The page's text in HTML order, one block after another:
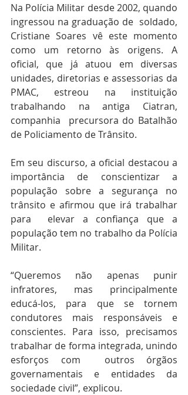
Na Polícia Militar desde 2002, quando
ingressou na graduação de  soldado,
Cristiane Soares vê este momento
como um retorno às origens. A
oficial, que já atuou em diversas
unidades, diretorias e assessorias da
PMAC, estreou na instituição
trabalhando na antiga Ciatran,
companhia  precursora do Batalhão
de Policiamento de Trânsito.
Em seu discurso, a oficial destacou a
importância de conscientizar a
população sobre a segurança no
trânsito e afirmou que irá trabalhar
para  elevar a confiança que a
população tem no trabalho da Polícia
Militar.
“Queremos não apenas punir
infratores, mas principalmente
educá-los, para que se tornem
condutores mais responsáveis e
conscientes. Para isso, precisamos
trabalhar de forma integrada, unindo
esforços com  outros órgãos
governamentais e entidades da
sociedade civil”, explicou.